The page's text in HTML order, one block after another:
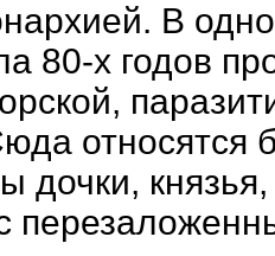
В
80-х годов
относятся
дочки,